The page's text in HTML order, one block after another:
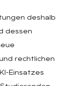
deshalb
dessen
rechtlichen
Einsatzes